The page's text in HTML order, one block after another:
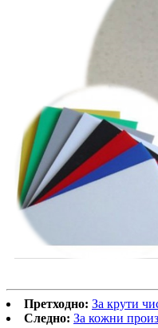
Претходно: За крути
Следно: За кожни